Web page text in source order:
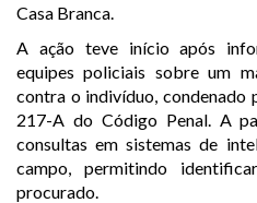
Casa Branca.
A ação teve início após
equipes policiais sobre um
contra o indivíduo,
217-A do Código Penal. A
consultas em sistemas de
campo, permitindo
procurado.